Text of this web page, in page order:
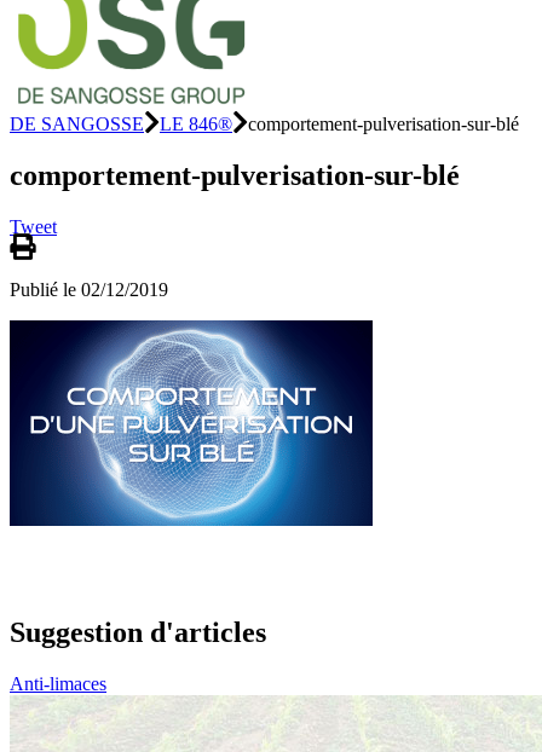
DE SANGOSSE LE 846® comportement-pulverisation-sur-blé
comportement-pulverisation-sur-blé
Tweet
Publié le 02/12/2019
Suggestion d'articles
Anti-limaces